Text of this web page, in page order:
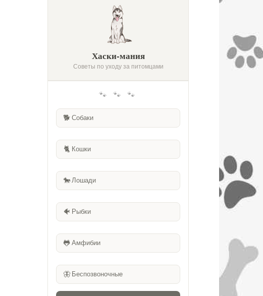
Хаски-мания
Советы по уходу за питомцами
🐾 🐾 🐾
🐕 Собаки
🐈 Кошки
🐎 Лошади
🐠 Рыбки
🐸 Амфибии
🦋 Беспозвоночные